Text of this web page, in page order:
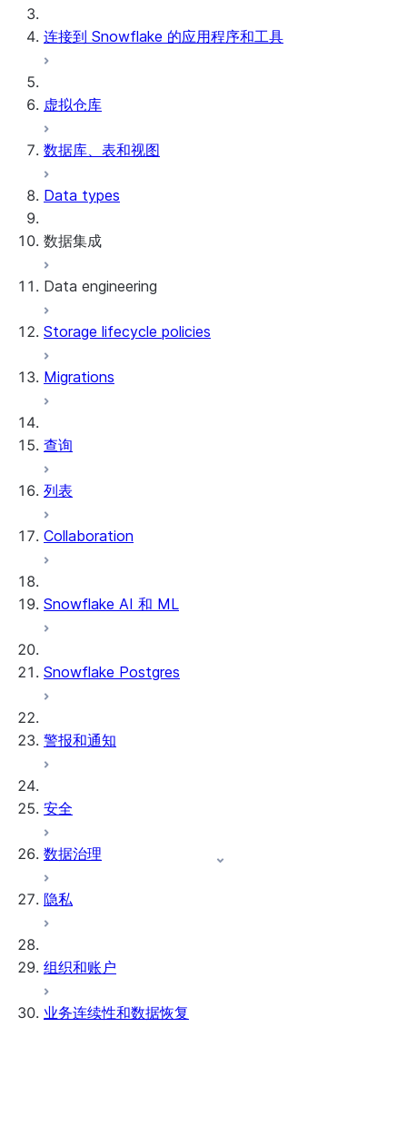
连接到 Snowflake 的应用程序和工具
虚拟仓库
数据库、表和视图
Data types
数据集成
Snowflake Openflow
Apache Iceberg™
Data engineering
数据加载
动态表
dbt Projects on Snowflake
Storage lifecycle policies
Migrations
查询
列表
Collaboration
Snowflake AI 和 ML
Snowflake Postgres
警报和通知
安全
数据治理
隐私
组织和账户
业务连续性和数据恢复